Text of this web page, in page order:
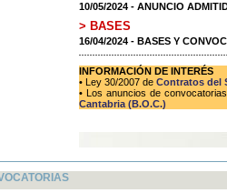
10/05/2024 - ANUNCIO
> BASES
16/04/2024 - BASES Y
INFORMACIÓN DE INTERÉS
• Ley 30/2007 de Contratos del
• Los anuncios de
Cantabria (B.O.C.)